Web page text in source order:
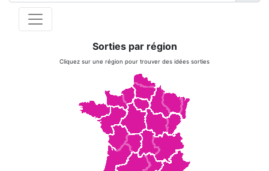
Sorties par région
Cliquez sur une région pour trouver des idées sorties